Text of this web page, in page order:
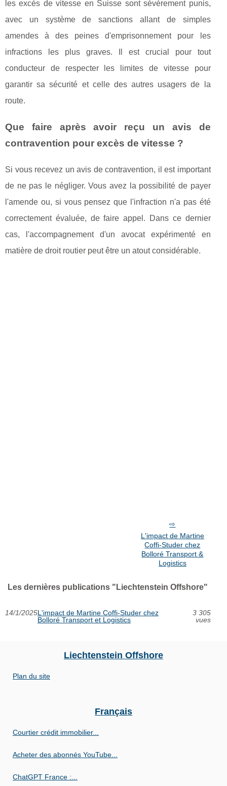
les excès de vitesse en Suisse sont sévèrement punis,
avec un système de sanctions allant de simples
amendes à des peines d'emprisonnement pour les
infractions les plus graves. Il est crucial pour tout
conducteur de respecter les limites de vitesse pour
garantir sa sécurité et celle des autres usagers de la
route.
Que faire après avoir reçu un avis de
contravention pour excès de vitesse ?
Si vous recevez un avis de contravention, il est important
de ne pas le négliger. Vous avez la possibilité de payer
l'amende ou, si vous pensez que l'infraction n'a pas été
correctement évaluée, de faire appel. Dans ce dernier
cas, l'accompagnement d'un avocat expérimenté en
matière de droit routier peut être un atout considérable.
L'impact de Martine
Coffi-Studer chez
Bolloré Transport &
Logistics
Les dernières publications "Liechtenstein Offshore"
14/1/2025L'impact de Martine Coffi-Studer chez
Bolloré Transport et Logistics
3 305
vues
Liechtenstein Offshore
Plan du site
Français
Courtier crédit immobilier...
Acheter des abonnés YouTube...
ChatGPT France :...